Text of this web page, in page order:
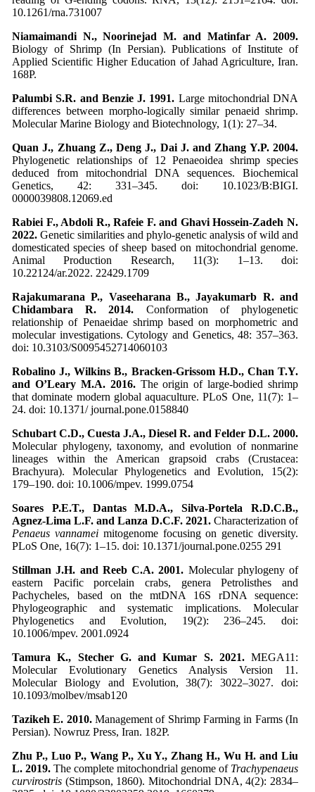
10.1261/rna.731007
Niamaimandi N., Noorinejad M. and Matinfar A. 2009.
Biology of Shrimp (In Persian). Publications of Institute of
Applied Scientific Higher Education of Jahad Agriculture, Iran.
168P.
Palumbi S.R. and Benzie J. 1991. Large mitochondrial DNA
differences between morpho-logically similar penaeid shrimp.
Molecular Marine Biology and Biotechnology, 1(1): 27–34.
Quan J., Zhuang Z., Deng J., Dai J. and Zhang Y.P. 2004.
Phylogenetic relationships of 12 Penaeoidea shrimp species
deduced from mitochondrial DNA sequences. Biochemical
Genetics, 42: 331–345. doi: 10.1023/B:BIGI.
0000039808.12069.ed
Rabiei F., Abdoli R., Rafeie F. and Ghavi Hossein-Zadeh N.
2022. Genetic similarities and phylo-genetic analysis of wild and
domesticated species of sheep based on mitochondrial genome.
Animal Production Research, 11(3): 1–13. doi:
10.22124/ar.2022. 22429.1709
Rajakumarana P., Vaseeharana B., Jayakumarb R. and
Chidambara R. 2014. Conformation of phylogenetic
relationship of Penaeidae shrimp based on morphometric and
molecular investigations. Cytology and Genetics, 48: 357–363.
doi: 10.3103/S0095452714060103
Robalino J., Wilkins B., Bracken-Grissom H.D., Chan T.Y.
and O’Leary M.A. 2016. The origin of large-bodied shrimp
that dominate modern global aquaculture. PLoS One, 11(7): 1–
24. doi: 10.1371/ journal.pone.0158840
Schubart C.D., Cuesta J.A., Diesel R. and Felder D.L. 2000.
Molecular phylogeny, taxonomy, and evolution of nonmarine
lineages within the American grapsoid crabs (Crustacea:
Brachyura). Molecular Phylogenetics and Evolution, 15(2):
179–190. doi: 10.1006/mpev. 1999.0754
Soares P.E.T., Dantas M.D.A., Silva-Portela R.D.C.B.,
Agnez-Lima L.F. and Lanza D.C.F. 2021. Characterization of
Penaeus vannameimitogenome focusing on genetic diversity.
PLoS One, 16(7): 1–15. doi: 10.1371/journal.pone.0255 291
Stillman J.H. and Reeb C.A. 2001. Molecular phylogeny of
eastern Pacific porcelain crabs, genera Petrolisthes and
Pachycheles, based on the mtDNA 16S rDNA sequence:
Phylogeographic and systematic implications. Molecular
Phylogenetics and Evolution, 19(2): 236–245. doi:
10.1006/mpev. 2001.0924
Tamura K., Stecher G. and Kumar S. 2021. MEGA11:
Molecular Evolutionary Genetics Analysis Version 11.
Molecular Biology and Evolution, 38(7): 3022–3027. doi:
10.1093/molbev/msab120
Tazikeh E. 2010. Management of Shrimp Farming in Farms (In
Persian). Nowruz Press, Iran. 182P.
Zhu P., Luo P., Wang P., Xu Y., Zhang H., Wu H. and Liu
L. 2019. The complete mitochondrial genome of Trachypenaeus
curvirostris (Stimpson, 1860). Mitochondrial DNA, 4(2): 2834–